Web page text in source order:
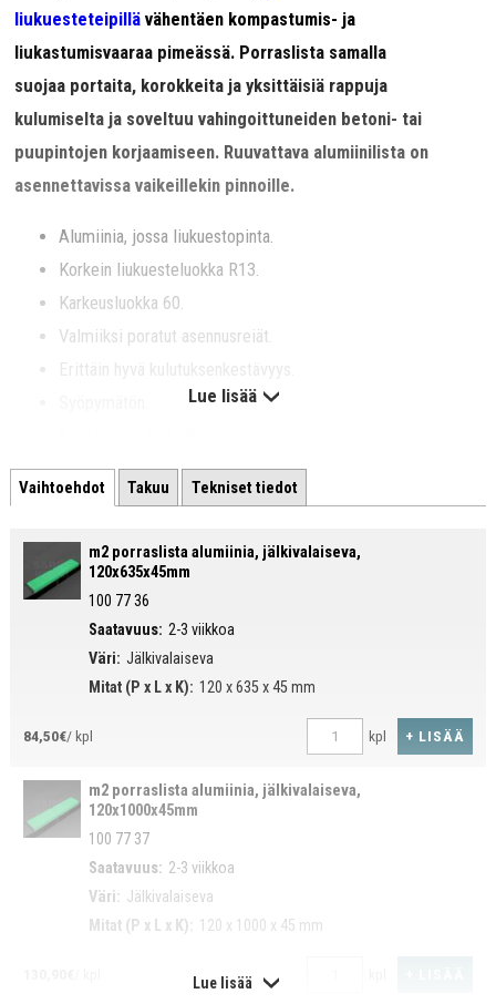
liukuesteteipillä vähentäen kompastumis- ja
liukastumisvaaraa pimeässä. Porraslista samalla
suojaa portaita, korokkeita ja yksittäisiä rappuja
kulumiselta ja soveltuu vahingoittuneiden betoni- tai
puupintojen korjaamiseen. Ruuvattava alumiinilista on
asennettavissa vaikeillekin pinnoille.
Alumiinia, jossa liukuestopinta.
Korkein liukuesteluokka R13.
Karkeusluokka 60.
Valmiiksi poratut asennusreiät.
Kestää UV-säteilyä.
Helppo puhdistaa.
Reuna 4,5 cm.
Saatavana myös raidallisena.
Lue lisää
Vaihtoehdot Takuu Tekniset tiedot
m2 porraslista alumiinia, jälkivalaiseva,
120x635x45mm
100 77 36
Saatavuus: 2-3 viikkoa
Väri: Jälkivalaiseva
Mitat (P x L x K): 120 x 635 x 45 mm
84,50€/ kpl kpl + LISÄÄ
m2 porraslista alumiinia, jälkivalaiseva,
120x1000x45mm
100 77 37
Saatavuus: 2-3 viikkoa
Väri: Jälkivalaiseva
Mitat (P x L x K):
120 x 1000 x 45 mm
Lue lisää